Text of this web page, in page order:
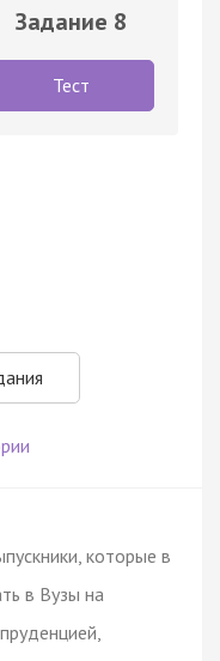
Задание 8
Тест
которые в
в Вузы на